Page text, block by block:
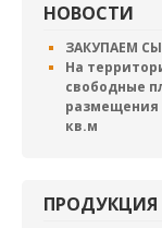
НОВОСТИ
ЗАКУПАЕМ
На
свободные
размещения
кв.м
ПРОДУКЦИЯ